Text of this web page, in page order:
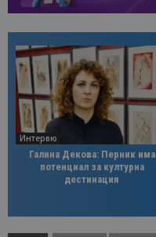
Интервю
Галина Декова: Перник има
потенциал за културна
дестинация